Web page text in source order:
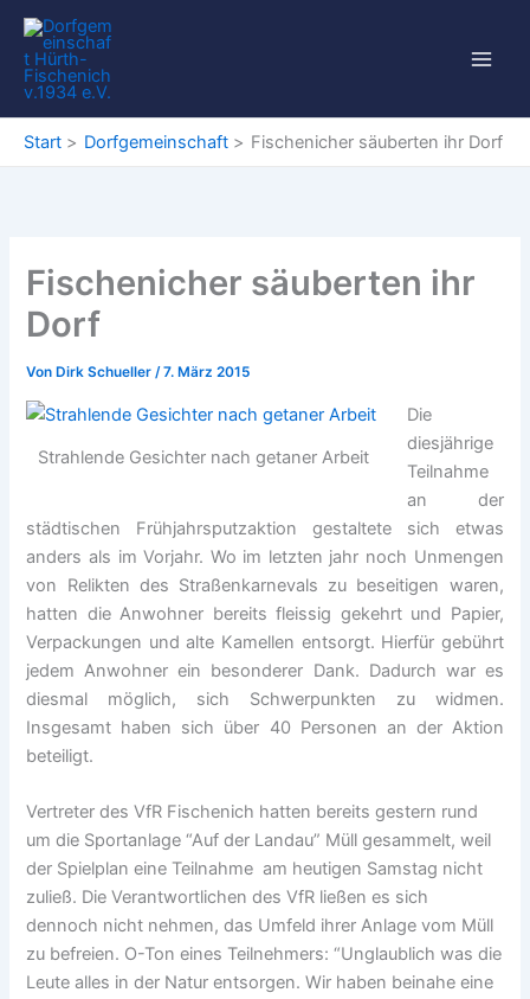
Zum
Inhalt
springen
Start Dorfgemeinschaft Fischenicher säuberten ihr Dorf
Fischenicher säuberten ihr
Dorf
Von Dirk Schueller/7. März 2015
Strahlende Gesichter nach getaner Arbeit
Die
diesjährige
Teilnahme
an der
städtischen Frühjahrsputzaktion gestaltete sich etwas
anders als im Vorjahr. Wo im letzten jahr noch Unmengen
von Relikten des Straßenkarnevals zu beseitigen waren,
hatten die Anwohner bereits fleissig gekehrt und Papier,
Verpackungen und alte Kamellen entsorgt. Hierfür gebührt
jedem Anwohner ein besonderer Dank. Dadurch war es
diesmal möglich, sich Schwerpunkten zu widmen.
Insgesamt haben sich über 40 Personen an der Aktion
beteiligt.
Vertreter des VfR Fischenich hatten bereits gestern rund
um die Sportanlage “Auf der Landau” Müll gesammelt, weil
der Spielplan eine Teilnahme am heutigen Samstag nicht
zuließ. Die Verantwortlichen des VfR ließen es sich
dennoch nicht nehmen, das Umfeld ihrer Anlage vom Müll
zu befreien. O-Ton eines Teilnehmers: “Unglaublich was die
Leute alles in der Natur entsorgen. Wir haben beinahe eine